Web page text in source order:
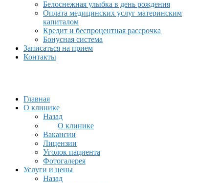
Белоснежная улыбка в день рождения
Оплата медицинских услуг материнским
капиталом
Кредит и беспроцентная рассрочка
Бонусная система
Записаться на прием
Контакты
Главная
О клинике
Назад
О клинике
Вакансии
Лицензии
Уголок пациента
Фотогалерея
Услуги и цены
Назад